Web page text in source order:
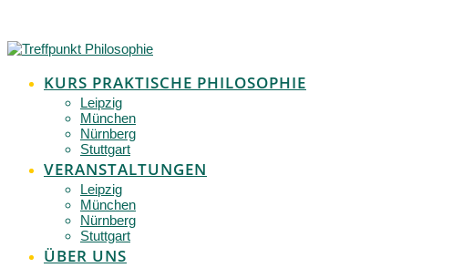
springen
KURS PRAKTISCHE PHILOSOPHIE
Leipzig
München
Nürnberg
Stuttgart
VERANSTALTUNGEN
Leipzig
München
Nürnberg
Stuttgart
ÜBER UNS